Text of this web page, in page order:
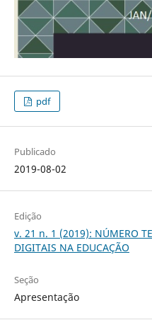
pdf
Publicado
2019-08-02
Edição
v. 21 n. 1 (2019): NÚMERO
DIGITAIS NA EDUCAÇÃO
Seção
Apresentação